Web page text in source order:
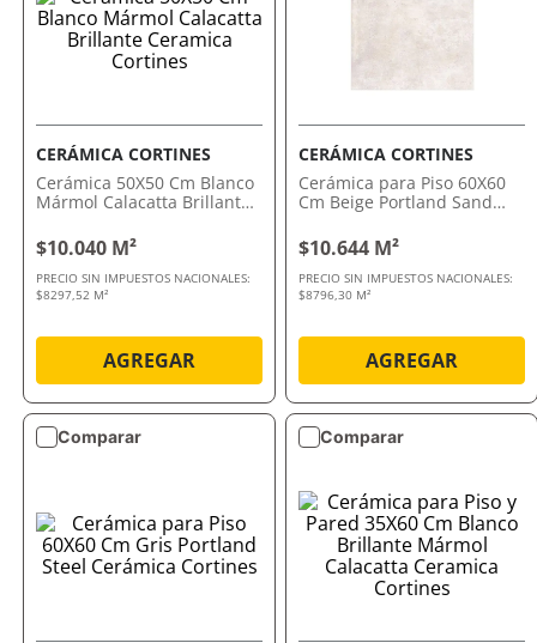
CERÁMICA CORTINES
Cerámica 50X50 Cm Blanco
Mármol Calacatta Brillante
$10.040 M²
PRECIO SIN IMPUESTOS NACIONALES:
$8297,52 M²
AGREGAR
CERÁMICA CORTINES
Cerámica para Piso 60X60
Cm Beige Portland Sand
$10.644 M²
PRECIO SIN IMPUESTOS NACIONALES:
$8796,30 M²
AGREGAR
Comparar Comparar